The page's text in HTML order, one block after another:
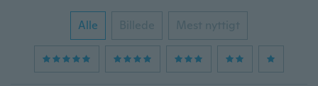
Alle Billede Mest nyttigt